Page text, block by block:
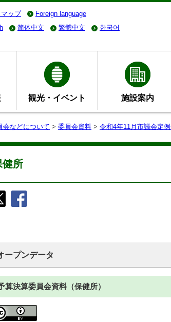
ップ Foreign language
简体中文 繁體中文 한국어
観光・イベント 施設案内
会などについて > 委員会資料 > 令和4年11月市議会定
健所
ープンデータ
算決算委員会資料（保健所）